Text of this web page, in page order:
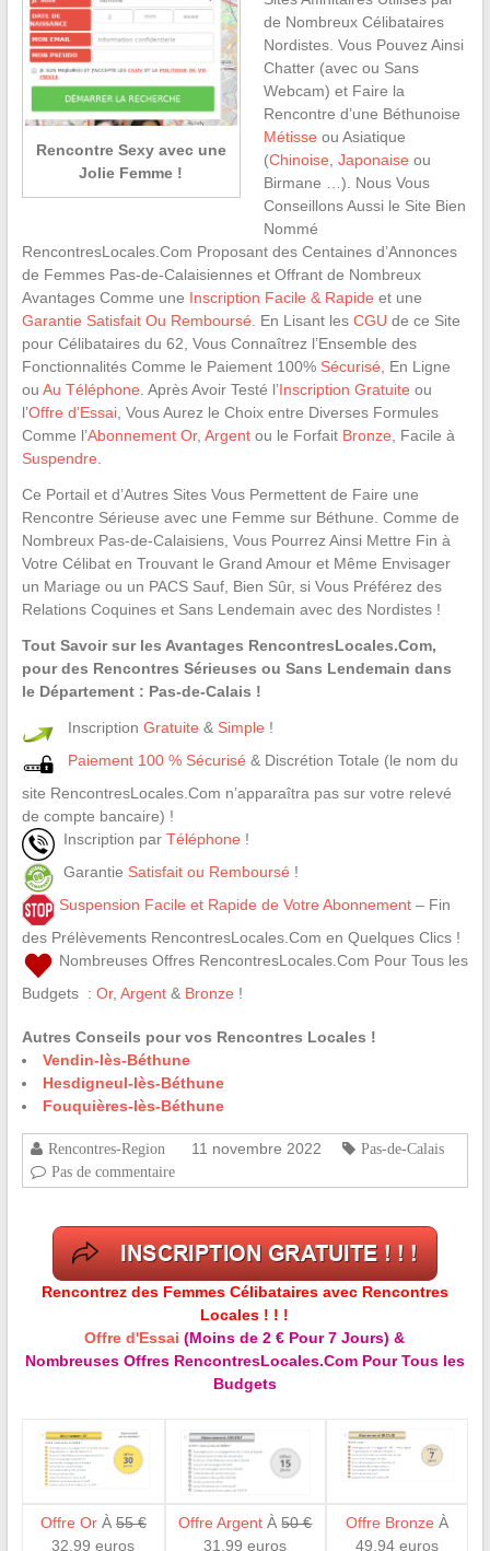
Rencontre Sexy avec une
Jolie Femme !
de Nombreux Célibataires
Nordistes. Vous Pouvez Ainsi
Chatter (avec ou Sans
Webcam) et Faire la
Rencontre d’une Béthunoise
Métisse ou Asiatique
(Chinoise Japonaise ou
Birmane …). Nous Vous
Conseillons Aussi le Site Bien
Nommé
RencontresLocales.Com Proposant des Centaines d’Annonces
de Femmes Pas-de-Calaisiennes et Offrant de Nombreux
Avantages Comme une Inscription Facile & Rapide et une
Garantie Satisfait Ou Remboursé . En Lisant les CGU de ce Site
pour Célibataires du 62, Vous Connaîtrez l’Ensemble des
Fonctionnalités Comme le Paiement 100% Sécurisé , En Ligne
ou Au Téléphone . Après Avoir Testé l’Inscription Gratuite ou
l’Offre d’Essai, Vous Aurez le Choix entre Diverses Formules
Comme l’Abonnement Or, Argentou le Forfait Bronze , Facile à
Suspendre
Ce Portail et d’Autres Sites Vous Permettent de Faire une
Rencontre Sérieuse avec une Femme sur Béthune. Comme de
Nombreux Pas-de-Calaisiens, Vous Pourrez Ainsi Mettre Fin à
Votre Célibat en Trouvant le Grand Amour et Même Envisager
un Mariage ou un PACS Sauf, Bien Sûr, si Vous Préférez des
Relations Coquines et Sans Lendemain avec des Nordistes !
Tout Savoir sur les Avantages RencontresLocales.Com,
pour des Rencontres Sérieuses ou Sans Lendemain dans
le Département : Pas-de-Calais !
Inscription Gratuite & Simple !
Paiement 100 % Sécurisé & Discrétion Totale (le nom du
site RencontresLocales.Com n’apparaîtra pas sur votre relevé
de compte bancaire) !
Inscription par Téléphone !
Garantie Satisfait ou Remboursé !
Suspension Facile et Rapide de Votre Abonnement– Fin
des Prélèvements RencontresLocales.Com en Quelques Clics !
Nombreuses Offres RencontresLocales.Com Pour Tous les
Budgets : Or, Argent& Bronze !
Autres Conseils pour vos Rencontres Locales !
Vendin-lès-Béthune
Hesdigneul-lès-Béthune
Fouquières-lès-Béthune
Rencontres-Region 11 novembre 2022
Pas-de-Calais
Pas de commentaire
Rencontrez des Femmes Célibataires avec Rencontres
Locales ! ! !
Offre d'Essai (Moins de 2 € Pour 7 Jours) &
Nombreuses Offres RencontresLocales.Com Pour Tous les
Budgets
Offre OrÀ 55 €
32,99 euros
Offre Argent À50 €
31,99 euros
Offre Bronze À
49,94 euros